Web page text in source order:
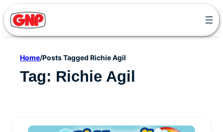
to
content
Home/Posts Tagged Richie Agil
Tag: Richie Agil